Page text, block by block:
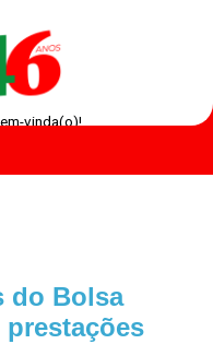
vinda(o)!
do Bolsa